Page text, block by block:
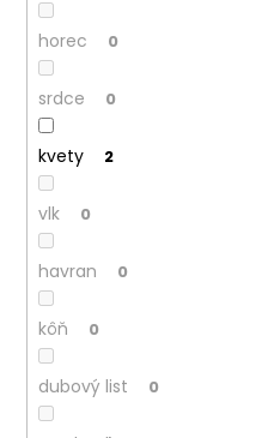
horec 0
srdce 0
kvety 2
vlk 0
havran 0
kôň 0
dubový list 0